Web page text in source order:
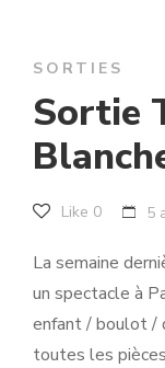
SORTIES
Sortie
Like 0 5
La semaine
un spectacle à
enfant / boulot /
toutes les